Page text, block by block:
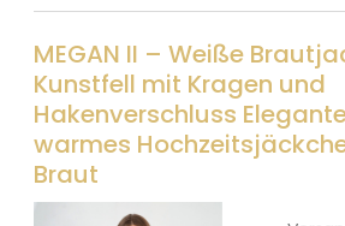
MEGAN II – Weiße
Kunstfell mit Kragen und
Hakenverschluss
warmes
Braut